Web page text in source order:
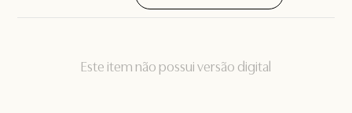
Este item não possui versão digital